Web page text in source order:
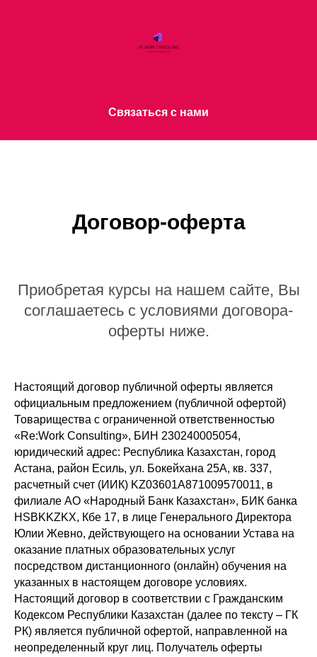
Связаться с нами
Договор-оферта
Приобретая курсы на нашем сайте, Вы
соглашаетесь с условиями договора-
оферты ниже.
Настоящий договор публичной оферты является
официальным предложением (публичной офертой)
Товарищества с ограниченной ответственностью
«Re:Work Consulting», БИН 230240005054,
юридический адрес: Республика Казахстан, город
Астана, район Есиль, ул. Бокейхана 25А, кв. 337,
расчетный счет (ИИК) KZ03601A871009570011, в
филиале АО «Народный Банк Казахстан», БИК банка
HSBKKZKX, Кбе 17, в лице Генерального Директора
Юлии Жевно, действующего на основании Устава на
оказание платных образовательных услуг
посредством дистанционного (онлайн) обучения на
указанных в настоящем договоре условиях.
Настоящий договор в соответствии с Гражданским
Кодексом Республики Казахстан (далее по тексту – ГК
РК) является публичной офертой, направленной на
неопределенный круг лиц. Получатель оферты